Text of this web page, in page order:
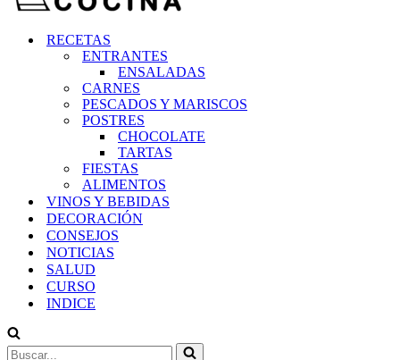
RECETAS
ENTRANTES
ENSALADAS
CARNES
PESCADOS Y MARISCOS
POSTRES
CHOCOLATE
TARTAS
FIESTAS
ALIMENTOS
VINOS Y BEBIDAS
DECORACIÓN
CONSEJOS
NOTICIAS
SALUD
CURSO
INDICE
Buscar...